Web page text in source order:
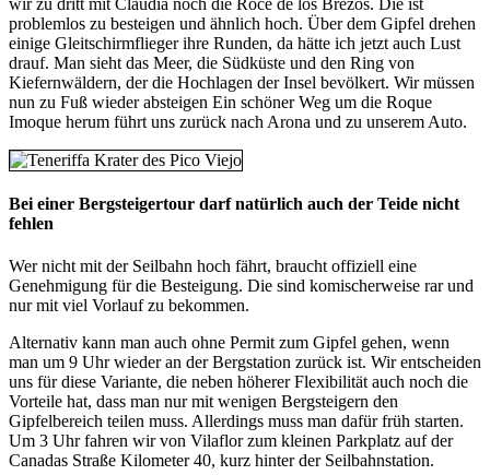
problemlos zu besteigen und ähnlich hoch. Über dem Gipfel drehen
einige Gleitschirmflieger ihre Runden, da hätte ich jetzt auch Lust
drauf. Man sieht das Meer, die Südküste und den Ring von
Kiefernwäldern, der die Hochlagen der Insel bevölkert. Wir müssen
nun zu Fuß wieder absteigen Ein schöner Weg um die Roque
Imoque herum führt uns zurück nach Arona und zu unserem Auto.
Bei einer Bergsteigertour darf natürlich auch der Teide nicht
fehlen
Wer nicht mit der Seilbahn hoch fährt, braucht offiziell eine
Genehmigung für die Besteigung. Die sind komischerweise rar und
nur mit viel Vorlauf zu bekommen.
Alternativ kann man auch ohne Permit zum Gipfel gehen, wenn
man um 9 Uhr wieder an der Bergstation zurück ist. Wir entscheiden
uns für diese Variante, die neben höherer Flexibilität auch noch die
Vorteile hat, dass man nur mit wenigen Bergsteigern den
Gipfelbereich teilen muss. Allerdings muss man dafür früh starten.
Um 3 Uhr fahren wir von Vilaflor zum kleinen Parkplatz auf der
Canadas Straße Kilometer 40, kurz hinter der Seilbahnstation.